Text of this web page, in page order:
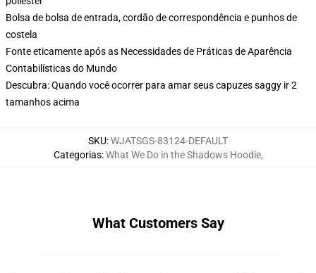
Bolsa de bolsa de entrada, cordão de correspondência e punhos de
costela
Fonte eticamente após as Necessidades de Práticas de Aparência
Contabilísticas do Mundo
Descubra: Quando você ocorrer para amar seus capuzes saggy ir 2
tamanhos acima
SKU:WJATSGS-83124-DEFAULT
Categorias:What We Do in the Shadows Hoodie,
What Customers Say